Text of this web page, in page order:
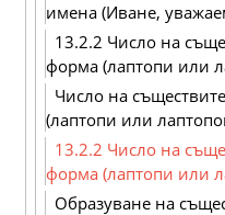
имена (Иване,
13.2.2 Число на
форма (лаптопи или
Число на
(лаптопи или
13.2.2 Число на
форма (лаптопи или
Образуване на